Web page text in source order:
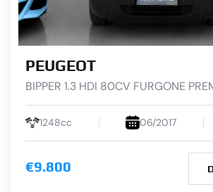
PEUGEOT
BIPPER 1.3 HDI 80CV FURGONE
1248cc 06/2017
€9.800